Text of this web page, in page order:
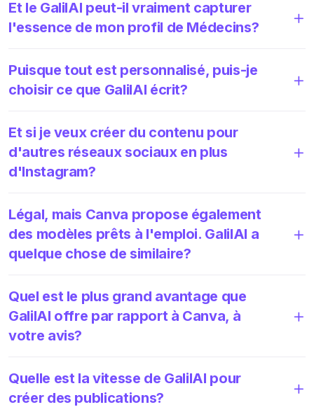
Et le GalilAI peut-il vraiment capturer
l'essence de mon profil de Médecins?
Puisque tout est personnalisé, puis-je
choisir ce que GalilAI écrit?
Et si je veux créer du contenu pour
d'autres réseaux sociaux en plus
d'Instagram?
Légal, mais Canva propose également
des modèles prêts à l'emploi. GalilAI a
quelque chose de similaire?
Quel est le plus grand avantage que
GalilAI offre par rapport à Canva, à
votre avis?
Quelle est la vitesse de GalilAI pour
créer des publications?